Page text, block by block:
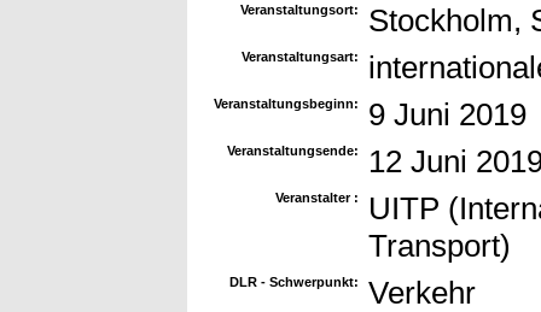
Veranstaltungsort: Stockholm,
Veranstaltungsart:
Veranstaltungsbeginn: 9 Juni 2019
Veranstaltungsende: 12 Juni
Veranstalter :
UITP
Transport)
DLR - Schwerpunkt: Verkehr